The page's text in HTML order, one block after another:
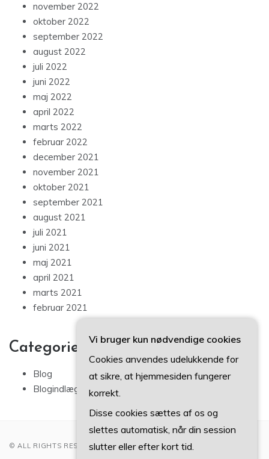
november 2022
oktober 2022
september 2022
august 2022
juli 2022
juni 2022
maj 2022
april 2022
marts 2022
februar 2022
december 2021
november 2021
oktober 2021
september 2021
august 2021
juli 2021
juni 2021
maj 2021
april 2021
marts 2021
februar 2021
Categories
Blog
Blogindlæg
© ALL RIGHTS RESERVED 2022
Vi bruger kun nødvendige cookies
Cookies anvendes udelukkende for
at sikre, at hjemmesiden fungerer
korrekt.
Disse cookies sættes af os og
slettes automatisk, når din session
slutter eller efter kort tid.